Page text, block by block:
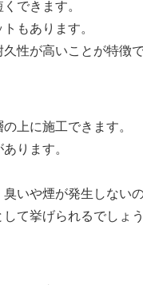
できます。
もあります。
性が高いことが特徴で
上に施工できます。
ります。
いや煙が発生しない
て挙げられるでしょう